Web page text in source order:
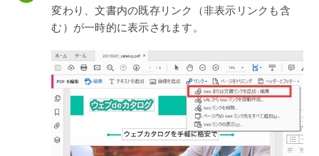
変わり、文書内の既存リンク（非表示リンクも含
む）が一時的に表示されます。